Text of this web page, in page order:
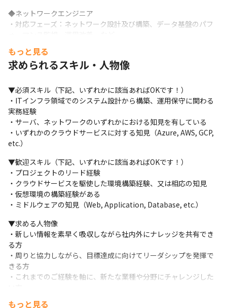
◆ネットワークエンジニア
・対応フェーズ：ネットワーク設計及び構築、データ基盤のパフ
どを用いた設計構築および統合作業
┗ クラウドとオンプレを融合したハイブリッドクラウドネットワ
◆クラウドエンジニア
・対応フェーズ：クラウドサービスを通したDX推進支援、要件ヒ
アリング、設計構築、運用改善　など
┗ オンプレミス環境からクラウド環境への移行（技術選定、設計
～構築）
┗ クラウド基盤構築、既存システムのサーバレス環境移行作業
▼募集背景
クライアントからのニーズ高騰と共に、弊社事業のさらなる成長
に寄与するための増員募集
▼案件事例
・動画配信プラットフォームのサーバレス環境構築
・鉄道事業社向けIT基盤高速化（サーバ、ネットワーク）
・放送局向け無線LANアクセスポイントのリプレイス
・政策金融機関サーバ向けDB構築
・信託銀行向けのネットワーク環境刷新および保守　など
もっと見る
求められるスキル・人物像
▼必須スキル（下記、いずれかに該当あればOKです！）
・ITインフラ領域でのシステム設計から構築、運用保守に関わる
実務経験
・サーバ、ネットワークのいずれかにおける知見を有している
・いずれかのクラウドサービスに対する知見（Azure, AWS, GCP,
etc.）
▼歓迎スキル（下記、いずれかに該当あればOKです！）
・プロジェクトのリード経験
・クラウドサービスを駆使した環境構築経験、又は相応の知見
・仮想環境の構築経験がある
・ミドルウェアの知見（Web, Application, Database, etc.）
▼求める人物像
・新しい情報を素早く吸収しながら社内外にナレッジを共有でき
る方
・周りと協力しながら、目標達成に向けてリーダシップを発揮で
きる方
・これまでのご経験を軸に、新たな業種や分野にチャレンジした
もっと見る